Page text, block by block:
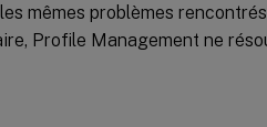
mêmes problèmes
Profile Management ne